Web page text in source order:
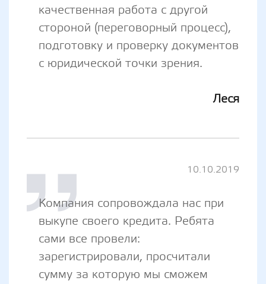
качественная работа с другой
стороной (переговорный процесс),
подготовку и проверку документов
с юридической точки зрения.
Леся
10.10.2019
Компания сопровождала нас при
выкупе своего кредита. Ребята
сами все провели:
зарегистрировали, просчитали
сумму за которую мы сможем